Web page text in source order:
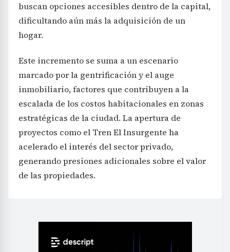
buscan opciones accesibles dentro de la capital,
dificultando aún más la adquisición de un
hogar.
Este incremento se suma a un escenario
marcado por la gentrificación y el auge
inmobiliario, factores que contribuyen a la
escalada de los costos habitacionales en zonas
estratégicas de la ciudad. La apertura de
proyectos como el Tren El Insurgente ha
acelerado el interés del sector privado,
generando presiones adicionales sobre el valor
de las propiedades.